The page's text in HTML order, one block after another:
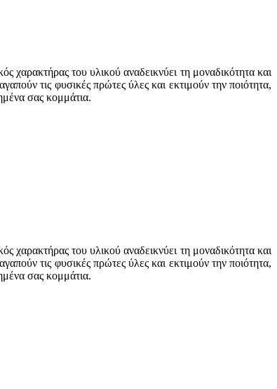
του υλικού αναδεικνύει τη μοναδικότητα και
τις φυσικές πρώτες ύλες και εκτιμούν την ποιότητα,
σας κομμάτια.
του υλικού αναδεικνύει τη μοναδικότητα και
τις φυσικές πρώτες ύλες και εκτιμούν την ποιότητα,
σας κομμάτια.